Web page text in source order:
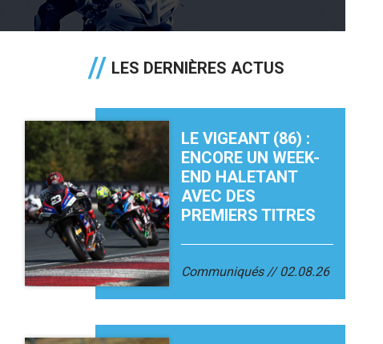
LES DERNIÈRES ACTUS
LE VIGEANT (86) :
ENCORE UN WEEK-
END HALETANT
AVEC DES
PREMIERS TITRES
Communiqués 02.08.26